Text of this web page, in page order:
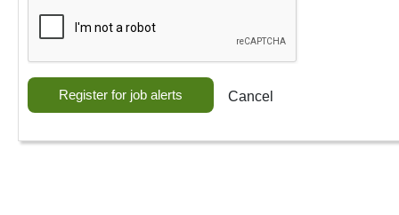
Register for job alerts Cancel